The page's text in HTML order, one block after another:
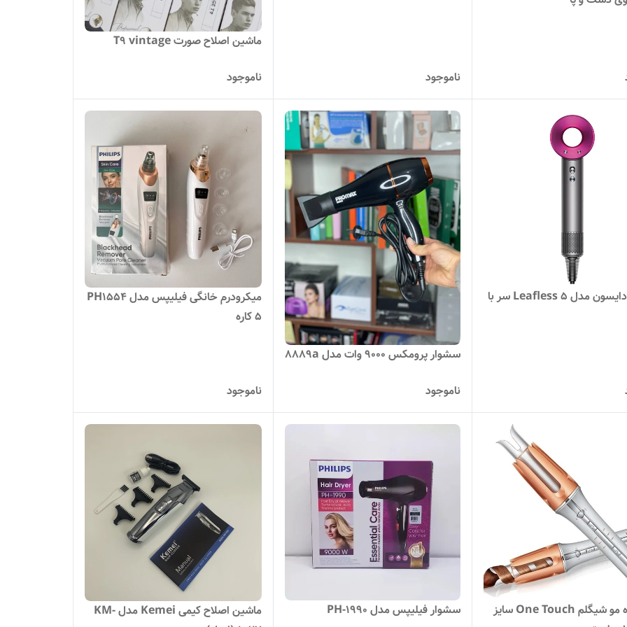
ناموجود
ماشین اصلاح صورت T9 vintage
ناموجود
سشوار دایسون مدل Leafless ۵ سر با
سشوار پرومکس 9000 وات مدل 8889a
ناموجود
میکرودرم خانگی فیلیپس مدل PH1554
۵ کاره
ناموجود
فر کننده مو شیگلم One Touch سایز
سشوار فیلیپس مدل PH-1990
ماشین اصلاح کیمی Kemei مدل KM-